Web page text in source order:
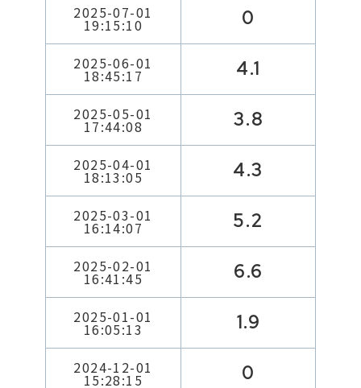
2025-07-01
19:15:10 0
2025-06-01
18:45:17 4.1
2025-05-01
17:44:08 3.8
2025-04-01
18:13:05 4.3
2025-03-01
16:14:07 5.2
2025-02-01
16:41:45 6.6
2025-01-01
16:05:13 1.9
2024-12-01
15:28:15 0